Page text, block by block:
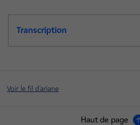
Transcription de la video
Voir le fil d'ariane
Haut de page